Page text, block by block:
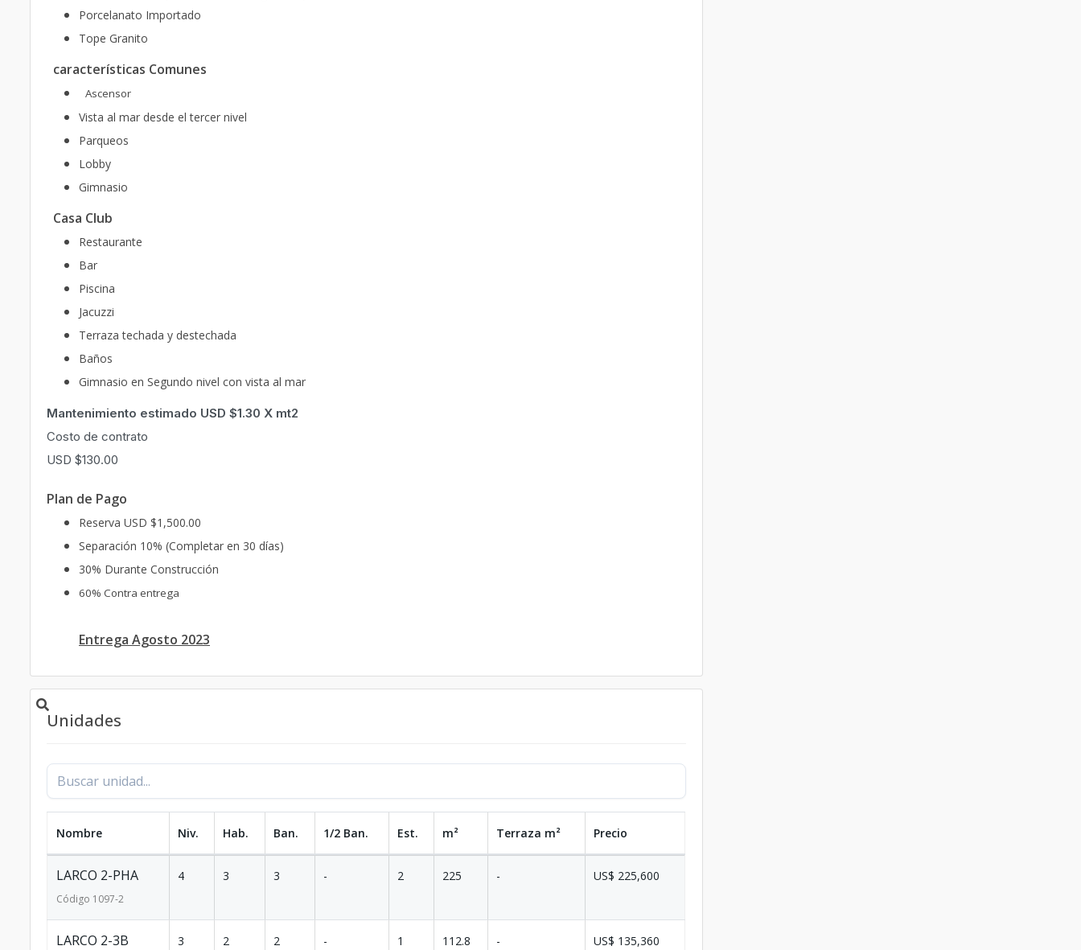
Porcelanato Importado
Tope Granito
características Comunes
Ascensor
Vista al mar desde el tercer nivel
Parqueos
Lobby
Gimnasio
Casa Club
Restaurante
Bar
Piscina
Jacuzzi
Terraza techada y destechada
Baños
Gimnasio en Segundo nivel con vista al mar
Mantenimiento estimado USD $1.30 X mt2
Costo de contrato
USD $130.00
Plan de Pago
Reserva USD $1,500.00
Separación 10% (Completar en 30 días)
30% Durante Construcción
60% Contra entrega
Entrega Agosto 2023
Unidades
Nombre Niv. Hab. Ban. 1/2 Ban. Est. m² Terraza m² Precio
LARCO 2-PHA
Código 1097-2
4 3 3 - 2 225 - US$ 225,600
LARCO 2-3B 3 2 2 - 1 112.8 - US$ 135,360